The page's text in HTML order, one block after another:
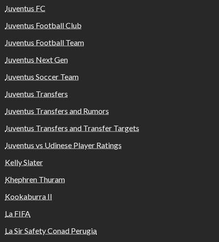
Juventus FC
Juventus Football Club
Juventus Football Team
Juventus Next Gen
Juventus Soccer Team
Juventus Transfers
Juventus Transfers and Rumors
Juventus Transfers and Transfer Targets
Juventus vs Udinese Player Ratings
Kelly Slater
Khephren Thuram
Kookaburra II
La FIFA
La Sir Safety Conad Perugia